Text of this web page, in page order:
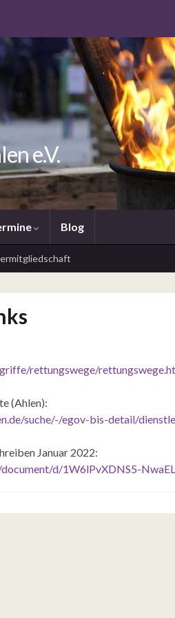
e.V.
Blog
rettungswege/
(Ahlen):
suche/-/egov-bis-detail/
Januar 2022:
d/1W6lPvXDNS5-